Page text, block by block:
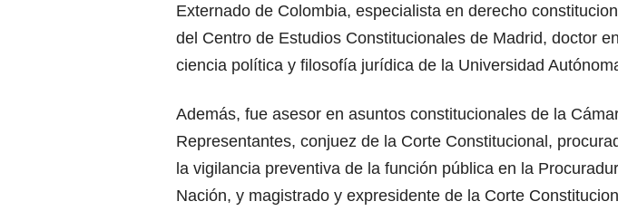
Externado de Colombia, especialista en derecho
del Centro de Estudios Constitucionales de Madrid, doctor
ciencia política y filosofía jurídica de la Universidad
Además, fue asesor en asuntos constitucionales de la
Representantes, conjuez de la Corte Constitucional,
la vigilancia preventiva de la función pública en la
Nación, y magistrado y expresidente de la Corte